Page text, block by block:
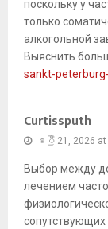
поскольку у
только
алкогольной
Выяснить
sankt-
Curtissputh
ဧပြီ 21, 2026
Выбор между
лечением
сопутствующих